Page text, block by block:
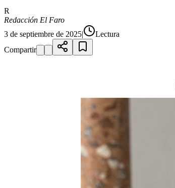
R
Redacción El Faro
3 de septiembre de 2025|
Lectura
Compartir